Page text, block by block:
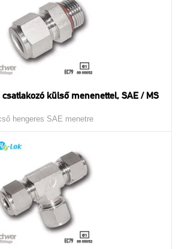
külső menenettel, SAE / MS
hengeres SAE menetre